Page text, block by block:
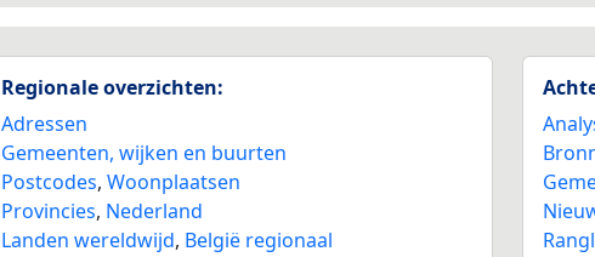
Regionale overzichten:
Adressen
Gemeenten, wijken en buurten
Postcodes,Woonplaatsen
Provincies, Nederland
Landen wereldwijd, België regionaal